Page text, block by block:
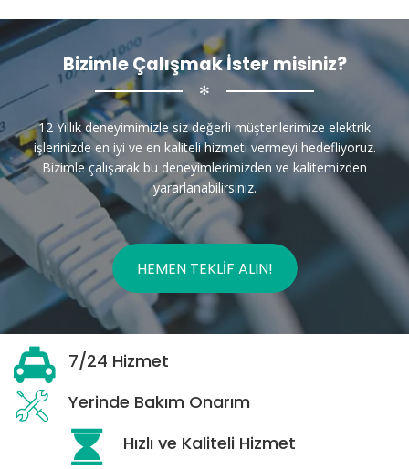
Bizimle Çalışmak İster misiniz?
✻
12 Yıllık deneyimimizle siz değerli müşterilerimize elektrik
işlerinizde en iyi ve en kaliteli hizmeti vermeyi hedefliyoruz.
Bizimle çalışarak bu deneyimlerimizden ve kalitemizden
yararlanabilirsiniz.
HEMEN TEKLIF ALIN!
7/24 Hizmet
Yerinde Bakım Onarım
Hızlı ve Kaliteli Hizmet